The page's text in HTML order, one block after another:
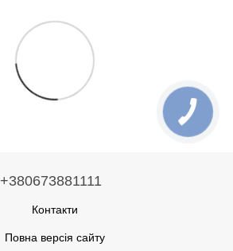
+380673881111
Контакти
Повна версія сайту